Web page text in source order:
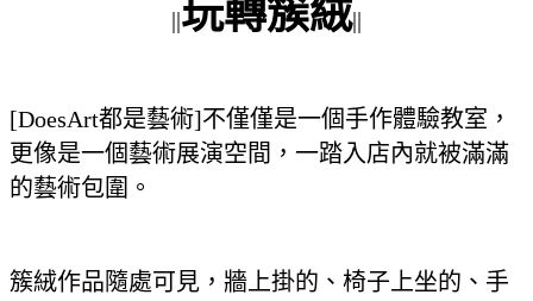
||玩轉簇絨||
[DoesArt都是藝術]不僅僅是一個手作體驗教室，
更像是一個藝術展演空間，一踏入店內就被滿滿
的藝術包圍。
簇絨作品隨處可見，牆上掛的、椅子上坐的、手